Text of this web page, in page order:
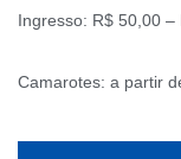
Ingresso: R$ 50,00
Camarotes: a partir